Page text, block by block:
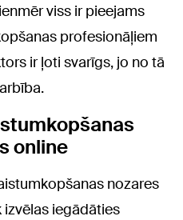
viss ir pieejams
profesionāļiem
ir ļoti svarīgs, jo no tā
online
nozares
iegādāties